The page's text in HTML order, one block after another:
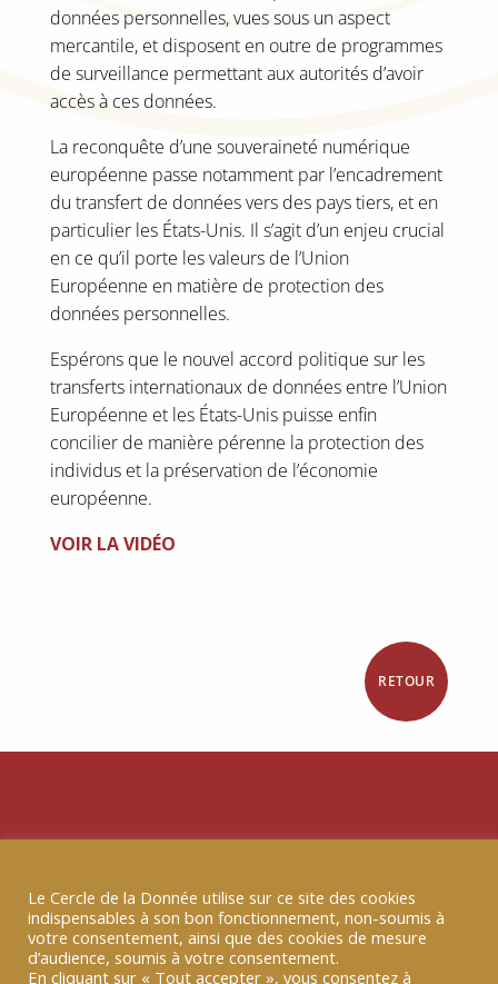
données personnelles, vues sous un aspect
mercantile, et disposent en outre de programmes
de surveillance permettant aux autorités d’avoir
accès à ces données.
La reconquête d’une souveraineté numérique
européenne passe notamment par l’encadrement
du transfert de données vers des pays tiers, et en
particulier les États-Unis. Il s’agit d’un enjeu crucial
en ce qu’il porte les valeurs de l’Union
Européenne en matière de protection des
données personnelles.
Espérons que le nouvel accord politique sur les
transferts internationaux de données entre l’Union
Européenne et les États-Unis puisse enfin
concilier de manière pérenne la protection des
individus et la préservation de l’économie
européenne.
VOIR LA VIDÉO
RETOUR
Autres prises de
parole récentes
Le Cercle de la Donnée utilise sur ce site des cookies
indispensables à son bon fonctionnement, non-soumis à
votre consentement, ainsi que des cookies de mesure
d’audience, soumis à votre consentement.
En cliquant sur « Tout accepter », vous consentez à